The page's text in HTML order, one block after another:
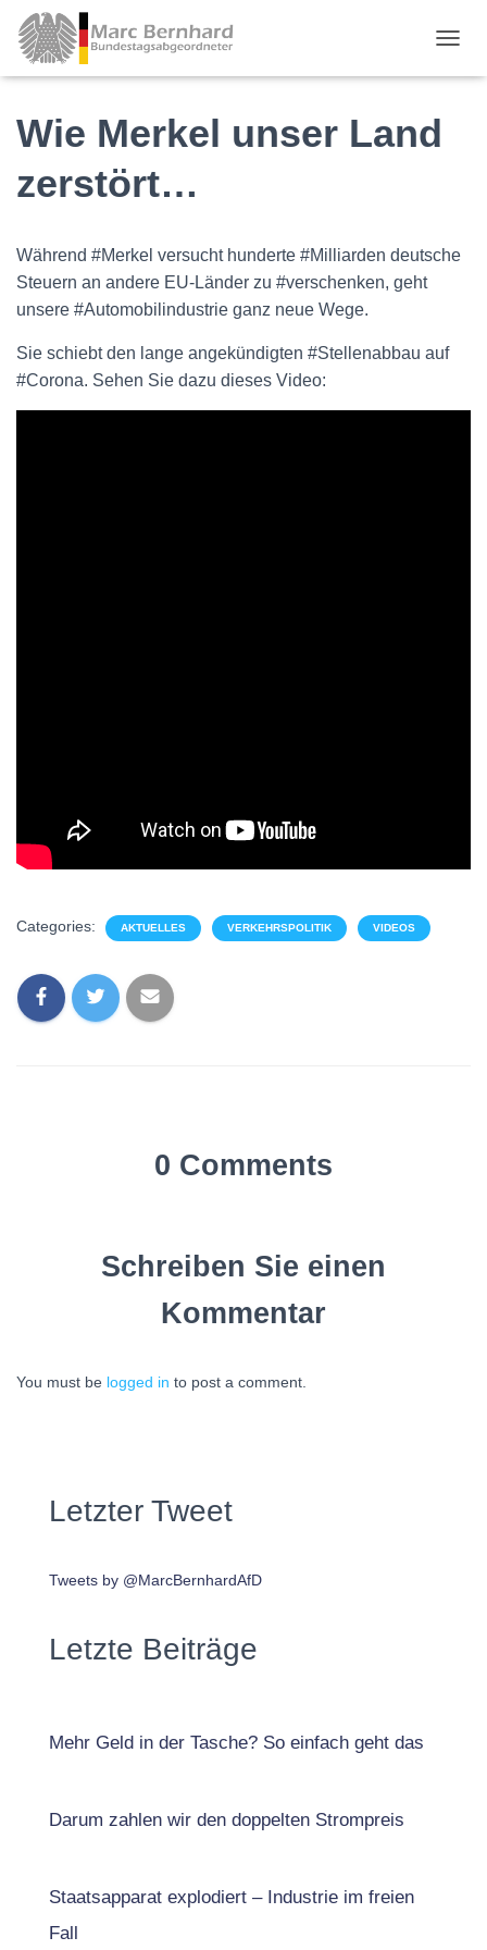
Wie Merkel unser Land
zerstört…
Während #Merkel versucht hunderte #Milliarden deutsche
Steuern an andere EU-Länder zu #verschenken, geht
unsere #Automobilindustrie ganz neue Wege.
Sie schiebt den lange angekündigten #Stellenabbau auf
#Corona. Sehen Sie dazu dieses Video:
Categories: AKTUELLES VERKEHRSPOLITIK VIDEOS
0 Comments
Schreiben Sie einen
Kommentar
You must be logged in to post a comment.
Letzter Tweet
Tweets by @MarcBernhardAfD
Letzte Beiträge
Mehr Geld in der Tasche? So einfach geht das
Darum zahlen wir den doppelten Strompreis
Staatsapparat explodiert – Industrie im freien
Fall